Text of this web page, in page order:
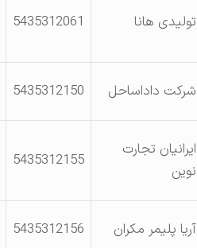
تولیدی هانا 5435312061
شرکت داداساحل 5435312150
ایرانیان تجارت
نوین
5435312155
آریا پلیمر مکران 5435312156